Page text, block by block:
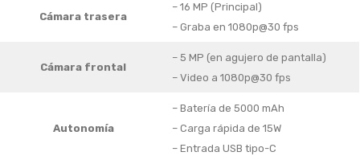
Cámara trasera
– 16 MP (Principal)
– Graba en 1080p@30 fps
Cámara frontal
– 5 MP (en agujero de pantalla)
– Video a 1080p@30 fps
Autonomía
– Batería de 5000 mAh
– Carga rápida de 15W
– Entrada USB tipo-C